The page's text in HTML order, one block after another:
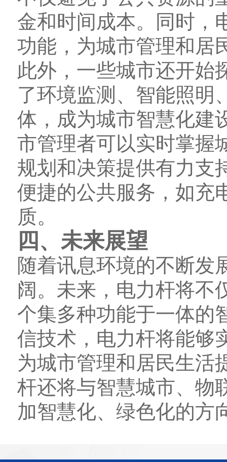
金和时间成本。同时，
功能，为城市管理和居
此外，一些城市还开始
了环境监测、智能照明
体，成为城市智慧化建
市管理者可以实时掌握
规划和决策提供有力支
便捷的公共服务，如充
质。
四、未来展望
随着讯息环境的不断发
阔。未来，电力杆将不
个集多种功能于一体的
信技术，电力杆将能够
为城市管理和居民生活
杆还将与智慧城市、物
加智慧化、绿色化的方